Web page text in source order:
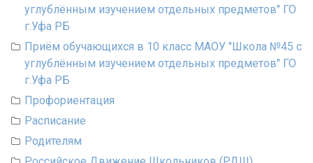
углублённым изучением отдельных предметов" ГО
г.Уфа РБ
Приём обучающихся в 10 класс МАОУ "Школа №45 с
углублённым изучением отдельных предметов" ГО
г.Уфа РБ
Профориентация
Расписание
Родителям